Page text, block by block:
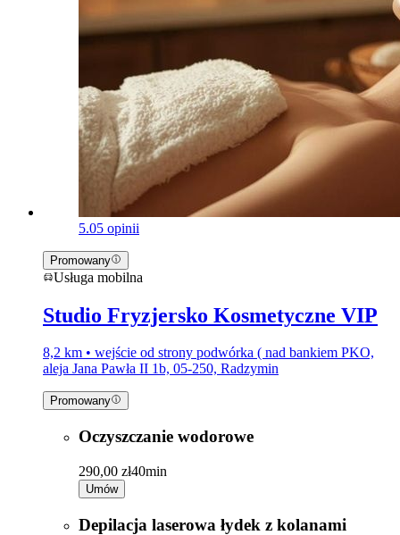
5.05 opinii
Promowany
Usługa mobilna
Studio Fryzjersko Kosmetyczne VIP
8,2 km • wejście od strony podwórka ( nad bankiem PKO,
aleja Jana Pawła II 1b, 05-250, Radzymin
Promowany
Oczyszczanie wodorowe
290,00 zł40min
Umów
Depilacja laserowa łydek z kolanami